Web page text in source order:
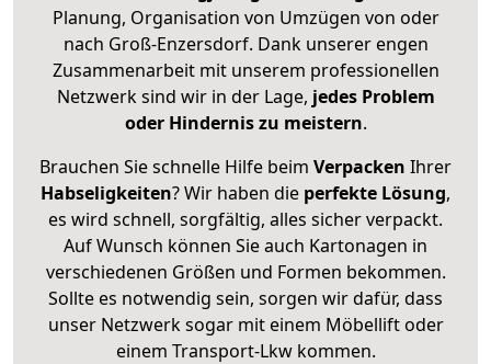
Planung, Organisation von Umzügen von oder
nach Groß-Enzersdorf. Dank unserer engen
Zusammenarbeit mit unserem professionellen
Netzwerk sind wir in der Lage, jedes Problem
oder Hindernis zu meistern.
Brauchen Sie schnelle Hilfe beim Verpacken Ihrer
Habseligkeiten? Wir haben die perfekte Lösung,
es wird schnell, sorgfältig, alles sicher verpackt.
Auf Wunsch können Sie auch Kartonagen in
verschiedenen Größen und Formen bekommen.
Sollte es notwendig sein, sorgen wir dafür, dass
unser Netzwerk sogar mit einem Möbellift oder
einem Transport-Lkw kommen.